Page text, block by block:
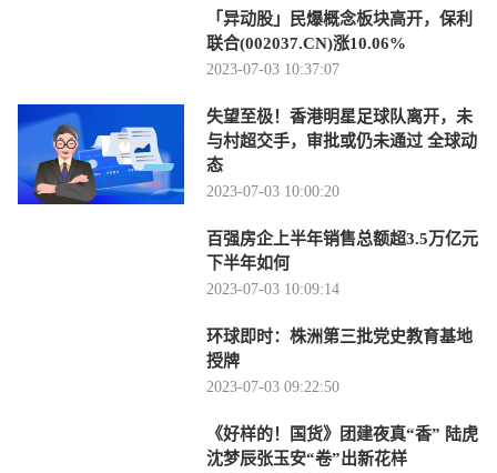
「异动股」民爆概念板块高开，保利
联合(002037.CN)涨10.06%
2023-07-03 10:37:07
失望至极！香港明星足球队离开，未
与村超交手，审批或仍未通过 全球动
态
2023-07-03 10:00:20
百强房企上半年销售总额超3.5万亿元
下半年如何
2023-07-03 10:09:14
环球即时：株洲第三批党史教育基地
授牌
2023-07-03 09:22:50
《好样的！国货》团建夜真“香” 陆虎
沈梦辰张玉安“卷”出新花样